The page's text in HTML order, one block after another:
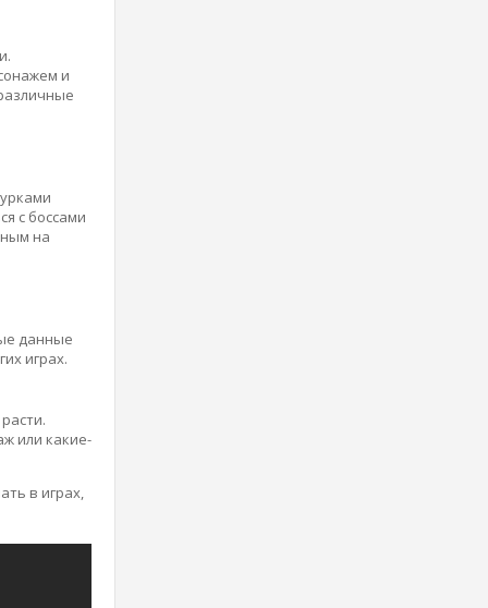
и
с боссами
на
данные
играх.
или какие-
в играх,